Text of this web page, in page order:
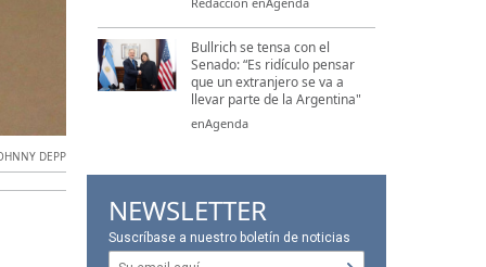
DEPP
Bullrich se tensa con el
Senado: “Es ridículo pensar
que un extranjero se va a
llevar parte de la Argentina"
enAgenda
NEWSLETTER
Suscríbase a nuestro boletín de noticias